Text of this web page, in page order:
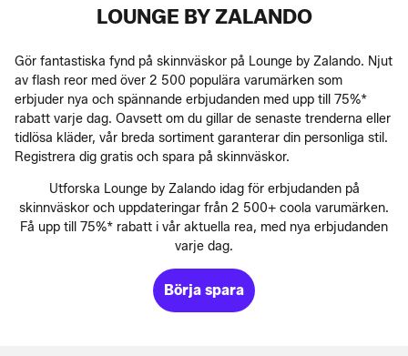
LOUNGE BY ZALANDO
Gör fantastiska fynd på skinnväskor på Lounge by Zalando. Njut
av flash reor med över 2 500 populära varumärken som
erbjuder nya och spännande erbjudanden med upp till 75%*
rabatt varje dag. Oavsett om du gillar de senaste trenderna eller
tidlösa kläder, vår breda sortiment garanterar din personliga stil.
Registrera dig gratis och spara på skinnväskor.
Utforska Lounge by Zalando idag för erbjudanden på
skinnväskor och uppdateringar från 2 500+ coola varumärken.
Få upp till 75%* rabatt i vår aktuella rea, med nya erbjudanden
varje dag.
Börja spara